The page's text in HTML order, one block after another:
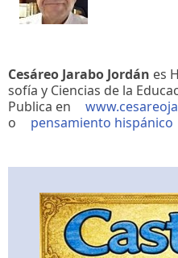
Cesáreo Jarabo Jordán es
sofía y Ciencias de la
Publica en
o
pensamiento hispánico